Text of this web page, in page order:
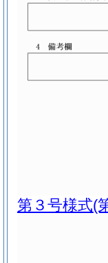
第３号様式(